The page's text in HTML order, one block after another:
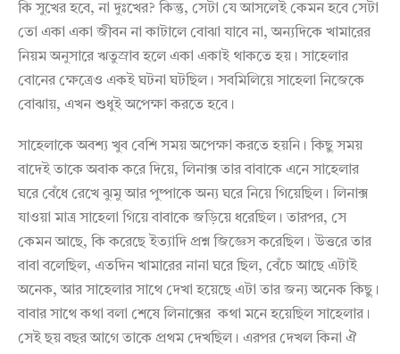
কি সুখের হবে, না দুঃখের? কিন্তু, সেটা যে আসলেই কেমন হবে সেটা
তো একা একা জীবন না কাটালে বোঝা যাবে না, অন্যদিকে খামারের
নিয়ম অনুসারে ঋতুস্রাব হলে একা একাই থাকতে হয়। সাহেলার
বোনের ক্ষেত্রেও একই ঘটনা ঘটছিল। সবমিলিয়ে সাহেলা নিজেকে
বোঝায়, এখন শুধুই অপেক্ষা করতে হবে।
সাহেলাকে অবশ্য খুব বেশি সময় অপেক্ষা করতে হয়নি। কিছু সময়
বাদেই তাকে অবাক করে দিয়ে, লিনাক্স তার বাবাকে এনে সাহেলার
ঘরে বেঁধে রেখে ঝুমু আর পুষ্পাকে অন্য ঘরে নিয়ে গিয়েছিল। লিনাক্স
যাওয়া মাত্র সাহেলা গিয়ে বাবাকে জড়িয়ে ধরেছিল। তারপর, সে
কেমন আছে, কি করেছে ইত্যাদি প্রশ্ন জিজ্ঞেস করেছিল। উত্তরে তার
বাবা বলেছিল, এতদিন খামারের নানা ঘরে ছিল, বেঁচে আছে এটাই
অনেক, আর সাহেলার সাথে দেখা হয়েছে এটা তার জন্য অনেক কিছু।
বাবার সাথে কথা বলা শেষে লিনাক্সের কথা মনে হয়েছিল সাহেলার।
সেই ছয় বছর আগে তাকে প্রথম দেখছিল। এরপর দেখল কিনা ঐ